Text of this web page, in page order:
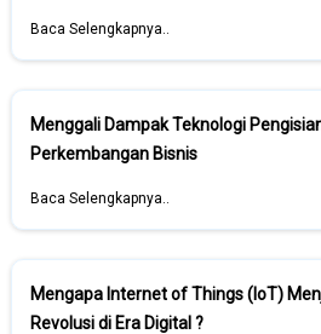
Baca Selengkapnya..
Menggali Dampak Teknologi
Perkembangan Bisnis
Baca Selengkapnya..
Mengapa Internet of Things (IoT)
Revolusi di Era Digital ?